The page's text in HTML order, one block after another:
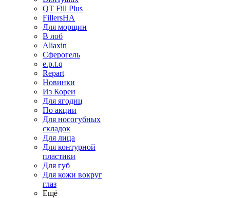
QT Fill Plus
FillersHA
Для морщин
В лоб
Aliaxin
Сферогель
e.p.t.q
Repart
Новинки
Из Кореи
Для ягодиц
По акции
Для носогубных
складок
Для лица
Для контурной
пластики
Для губ
Для кожи вокруг
глаз
Ещё